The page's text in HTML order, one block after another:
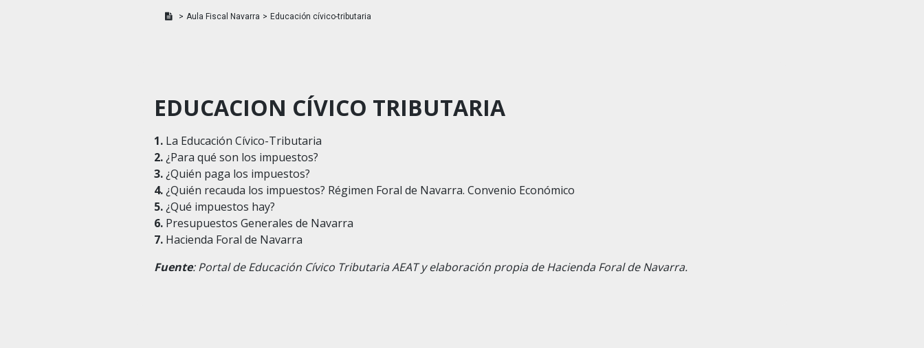
> Aula Fiscal Navarra > Educación cívico-tributaria
EDUCACION CÍVICO TRIBUTARIA
1. La Educación Cívico-Tributaria
2.¿Para qué son los impuestos?
3.¿Quién paga los impuestos?
4.¿Quién recauda los impuestos? Régimen Foral de Navarra. Convenio Económico
5.¿Qué impuestos hay?
6. Presupuestos Generales de Navarra
7. Hacienda Foral de Navarra
Fuente: Portal de Educación Cívico Tributaria AEAT y elaboración propia de Hacienda Foral de Navarra.